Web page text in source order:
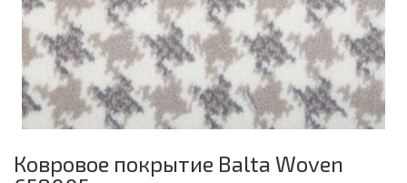
Ковровое покрытие Balta Woven